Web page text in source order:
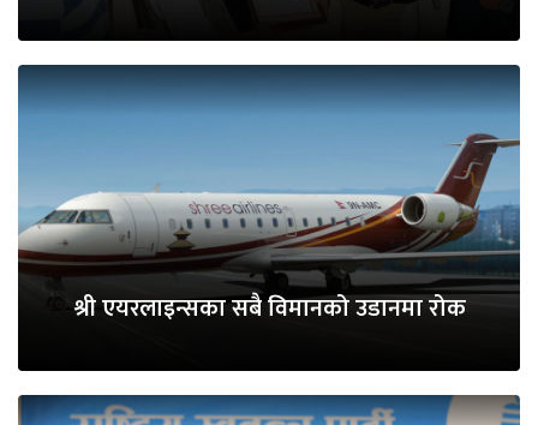
श्री एयरलाइन्सका सबै विमानको उडानमा रोक